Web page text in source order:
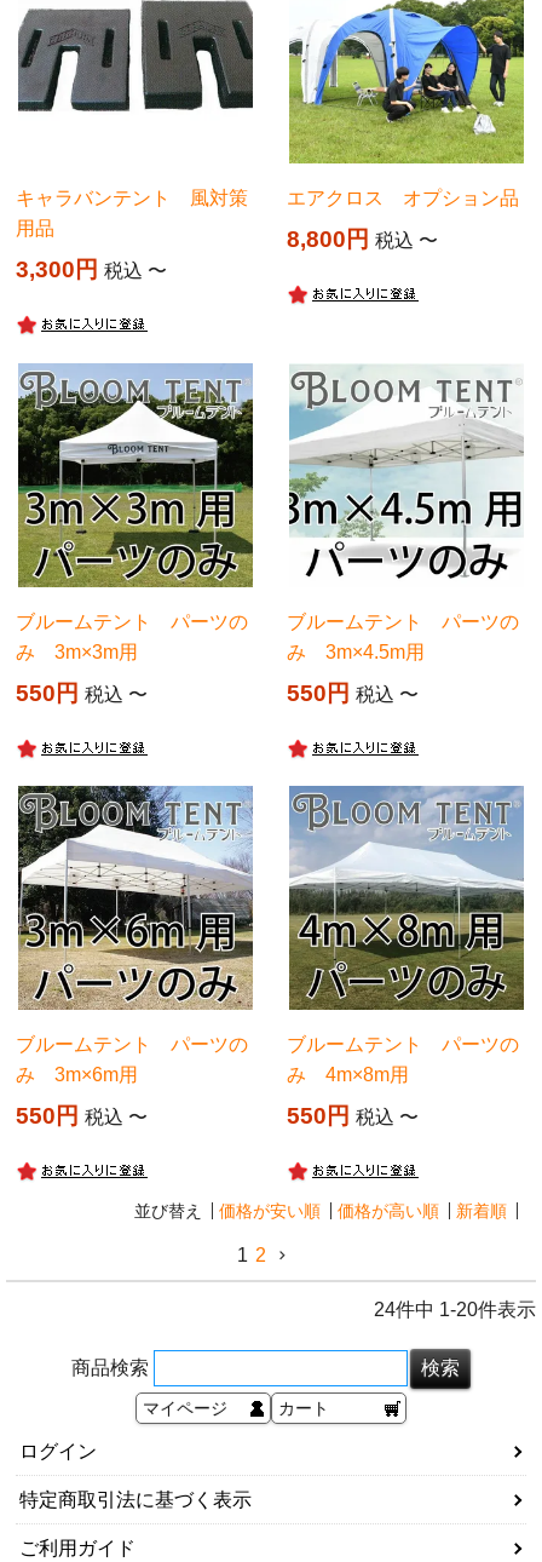
キャラバンテント 風対策
用品
3,300 税込 〜
エアクロス オプション品
8,800 税込 〜
ブルームテント パーツの
み 3m×3m用
550 税込 〜
ブルームテント パーツの
み 3m×4.5m用
550 税込 〜
ブルームテント パーツの
み 3m×6m用
550 税込 〜
ブルームテント パーツの
み 4m×8m用
550 税込 〜
並び替え 価格が安い順 価格が高い順 新着順
24件中 1-20件表示
1 2
商品検索
マイページ カート
ログイン
特定商取引法に基づく表示
ご利用ガイド